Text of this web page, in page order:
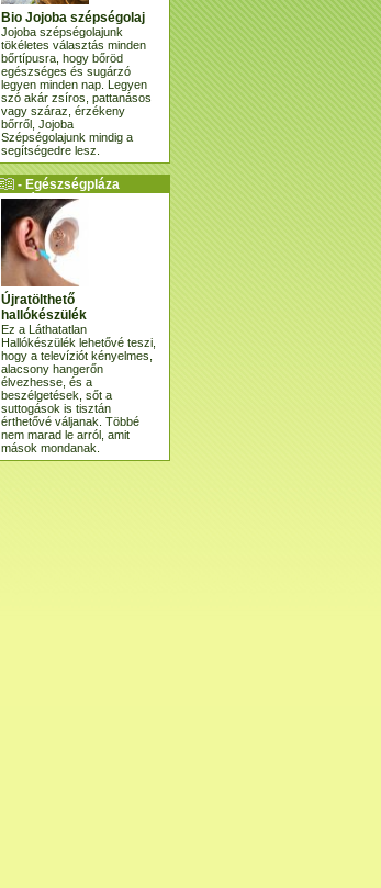
Bio Jojoba szépségolaj
Jojoba szépségolajunk
tökéletes választás minden
bőrtípusra, hogy bőröd
egészséges és sugárzó
legyen minden nap. Legyen
szó akár zsíros, pattanásos
vagy száraz, érzékeny
bőrről, Jojoba
Szépségolajunk mindig a
segítségedre lesz.
- Egészségpláza
ajánlatunk -
Újratölthető
hallókészülék
Ez a Láthatatlan
Hallókészülék lehetővé teszi,
hogy a televíziót kényelmes,
alacsony hangerőn
élvezhesse, és a
beszélgetések, sőt a
suttogások is tisztán
érthetővé váljanak. Többé
nem marad le arról, amit
mások mondanak.